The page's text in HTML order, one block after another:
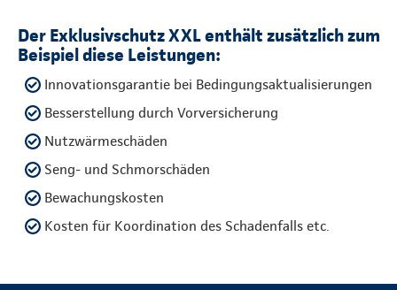
Der Exklusivschutz XXL enthält zusätzlich zum
Beispiel diese Leistungen:
Innovationsgarantie bei Bedingungsaktualisierungen
Besserstellung durch Vorversicherung
Nutzwärmeschäden
Seng- und Schmorschäden
Bewachungskosten
Kosten für Koordination des Schadenfalls etc.